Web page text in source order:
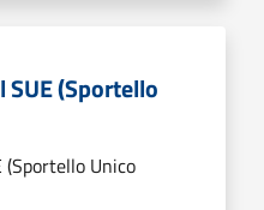
SUE (Sportello
(Sportello Unico